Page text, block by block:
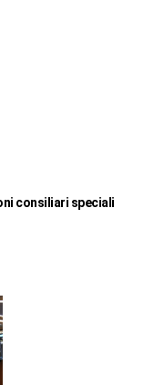
consiliari speciali